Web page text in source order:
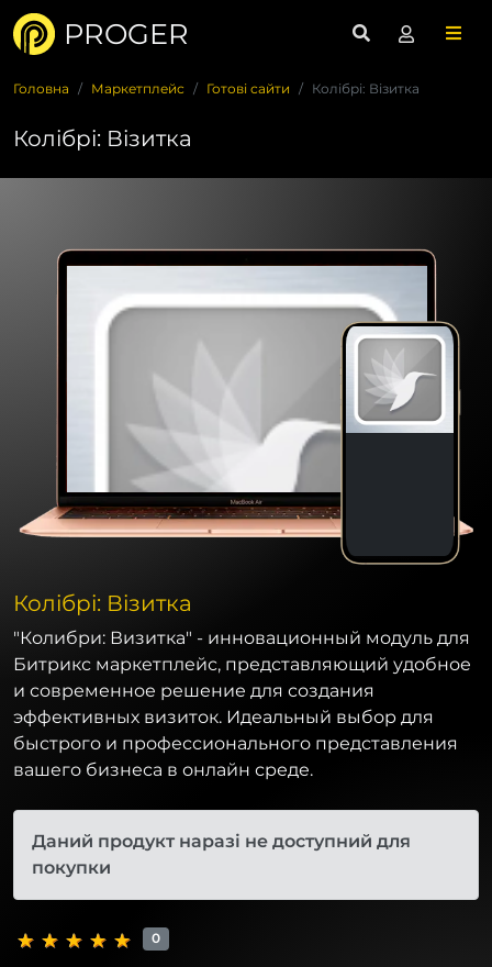
PROGER
Головна Маркетплейс Готові сайти Колібрі: Візитка
Колібрі: Візитка
Колібрі: Візитка
"Колибри: Визитка" - инновационный модуль для
Битрикс маркетплейс, представляющий удобное
и современное решение для создания
эффективных визиток. Идеальный выбор для
быстрого и профессионального представления
вашего бизнеса в онлайн среде.
Даний продукт наразі не доступний для
покупки
0